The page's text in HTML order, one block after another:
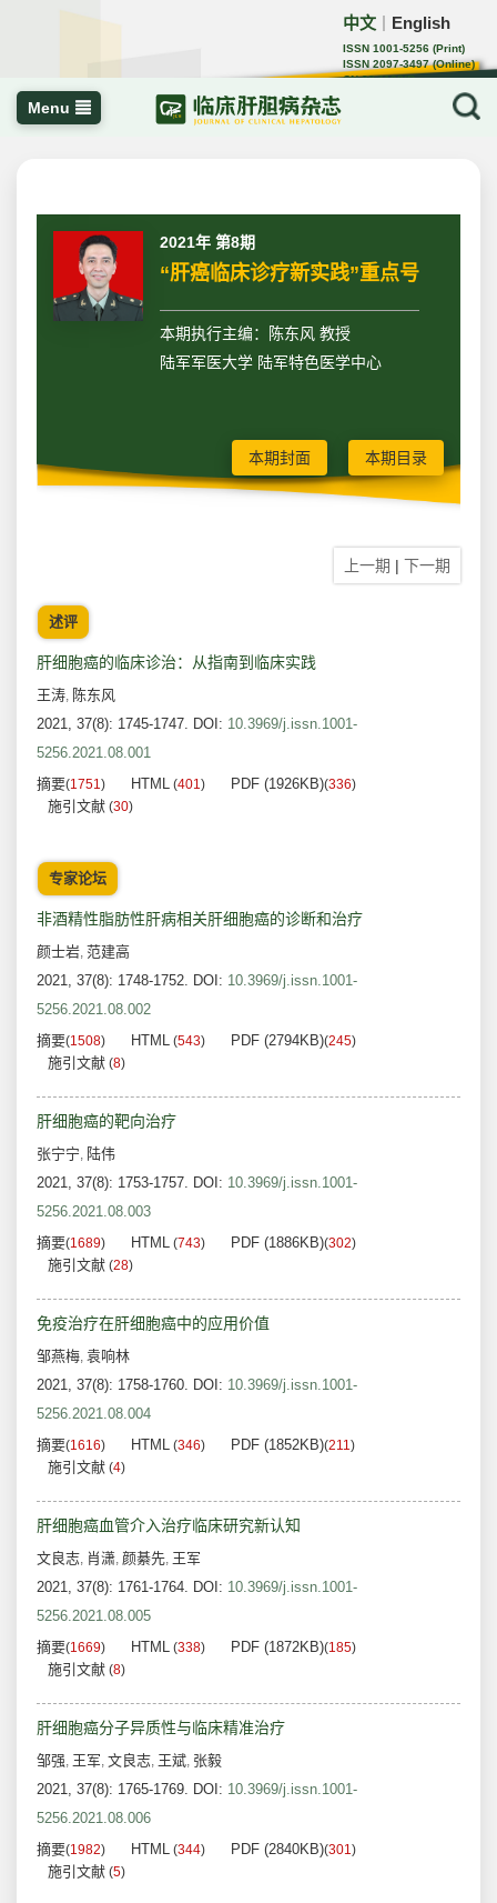
中文 English
ISSN 1001-5256 (Print)
ISSN 2097-3497 (Online)
CN 22-1108/R
Menu
2021年 第8期
“肝癌临床诊疗新实践”重点号
本期执行主编：陈东风 教授
陆军军医大学 陆军特色医学中心
本期封面 本期目录
上一期 | 下一期
述评
肝细胞癌的临床诊治：从指南到临床实践
王涛, 陈东风
2021, 37(8): 1745-1747. DOI: 10.3969/j.issn.1001-
5256.2021.08.001
摘要(1751) HTML (401) PDF (1926KB)(336)
施引文献 (30)
专家论坛
非酒精性脂肪性肝病相关肝细胞癌的诊断和治疗
颜士岩, 范建高
2021, 37(8): 1748-1752. DOI: 10.3969/j.issn.1001-
5256.2021.08.002
摘要(1508) HTML (543) PDF (2794KB)(245)
施引文献 (8)
肝细胞癌的靶向治疗
张宁宁, 陆伟
2021, 37(8): 1753-1757. DOI: 10.3969/j.issn.1001-
5256.2021.08.003
摘要(1689) HTML (743) PDF (1886KB)(302)
施引文献 (28)
免疫治疗在肝细胞癌中的应用价值
邹燕梅, 袁响林
2021, 37(8): 1758-1760. DOI: 10.3969/j.issn.1001-
5256.2021.08.004
摘要(1616) HTML (346) PDF (1852KB)(211)
施引文献 (4)
肝细胞癌血管介入治疗临床研究新认知
文良志, 肖潇, 颜綦先, 王军
2021, 37(8): 1761-1764. DOI: 10.3969/j.issn.1001-
5256.2021.08.005
摘要(1669) HTML (338) PDF (1872KB)(185)
施引文献 (8)
肝细胞癌分子异质性与临床精准治疗
邹强, 王军, 文良志, 王斌, 张毅
2021, 37(8): 1765-1769. DOI: 10.3969/j.issn.1001-
5256.2021.08.006
摘要(1982) HTML (344) PDF (2840KB)(301)
施引文献 (5)